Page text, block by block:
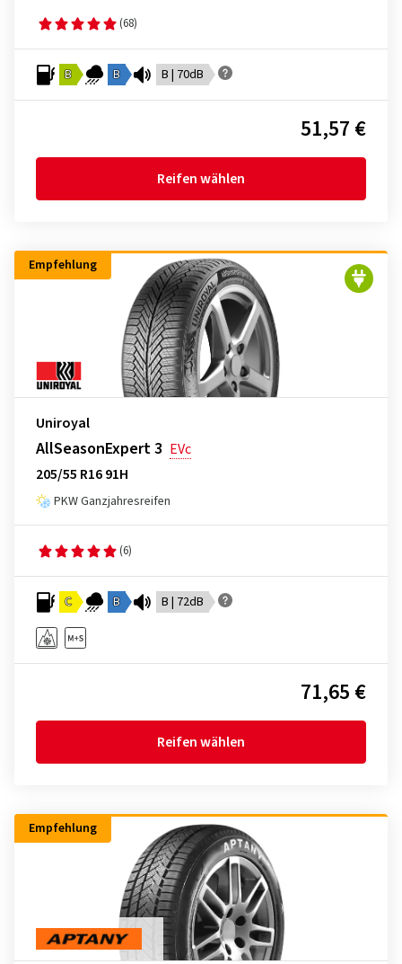
(68)
B B B | 70dB
51,57 €
Reifen wählen
Empfehlung
Uniroyal
AllSeasonExpert 3 EVc
205/55 R16 91H
PKW Ganzjahresreifen
(6)
C B B | 72dB
71,65 €
Reifen wählen
Empfehlung